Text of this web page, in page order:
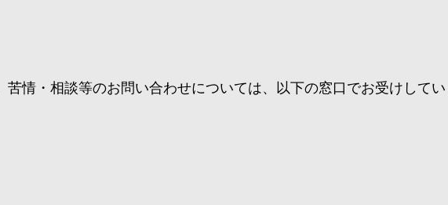
情・相談等のお問い合わせについては、以下の窓口でお受けしてい